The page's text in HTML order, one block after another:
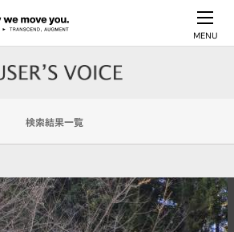
MENU
検索結果一覧